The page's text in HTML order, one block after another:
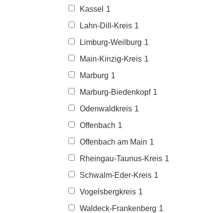
Kassel 1
Lahn-Dill-Kreis 1
Limburg-Weilburg 1
Main-Kinzig-Kreis 1
Marburg 1
Marburg-Biedenkopf 1
Odenwaldkreis 1
Offenbach 1
Offenbach am Main 1
Rheingau-Taunus-Kreis 1
Schwalm-Eder-Kreis 1
Vogelsbergkreis 1
Waldeck-Frankenberg 1